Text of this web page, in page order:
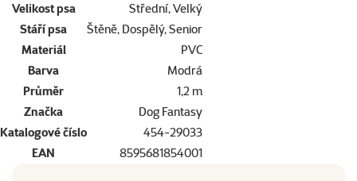
Velikost psa
Střední, Velký
Stáří psa
Štěně, Dospělý, Senior
Materiál
PVC
Barva
Modrá
Průměr
1,2 m
Značka
Dog Fantasy
Katalogové číslo
454-29033
EAN
8595681854001